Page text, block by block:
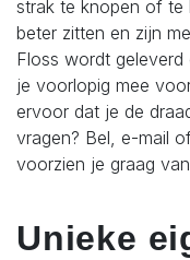
strak te knopen of te
beter zitten en zijn
Floss wordt
je voorlopig mee
ervoor dat je de
vragen? Bel, e-mail
voorzien je graag
Unieke